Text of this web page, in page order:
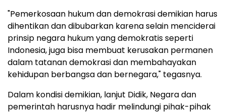
"Pemerkosaan hukum dan demokrasi demikian harus
dihentikan dan dibubarkan karena selain menciderai
prinsip negara hukum yang demokratis seperti
Indonesia, juga bisa membuat kerusakan permanen
dalam tatanan demokrasi dan membahayakan
kehidupan berbangsa dan bernegara," tegasnya.
Dalam kondisi demikian, lanjut Didik, Negara dan
pemerintah harusnya hadir melindungi pihak-pihak